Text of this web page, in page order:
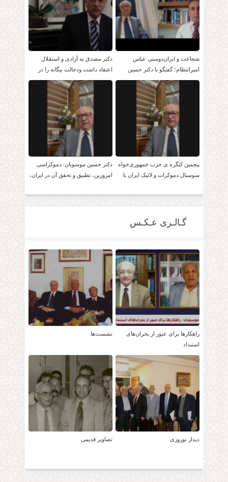
شجاعت و ایران‌دوستی عباس
امیرانتظام؛ گفتگو با دکتر حسین
موسویان
دکتر مصدق به آزادی و استقلال
اعتقاد داشت ودخالت بیگانه را در
امور داخلی بر نمی تابید.
پنجمین کنگره ی حزب جمهوری‌خواه
سوسیال دموکرات و لائیک ایران با
دکتر حسین موسویان: دموکراسی
امروزین، تطبیق و تحقق آن در ایران،
گـالـری عـکـس
راهکارها برای عبور از بحران‌های
استبداد
نشست‌ها
دیدار نوروزی تصاویر قدیمی